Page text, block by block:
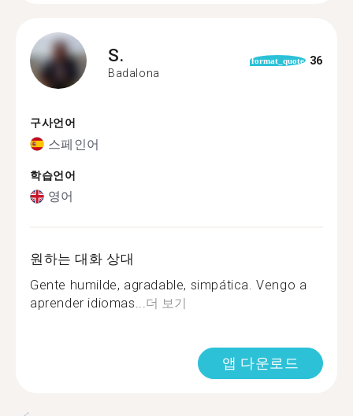
S.
Badalona
format_quote 36
구사언어
스페인어
학습언어
영어
원하는 대화 상대
Gente humilde, agradable, simpática. Vengo a
aprender idiomas...더 보기
앱 다운로드